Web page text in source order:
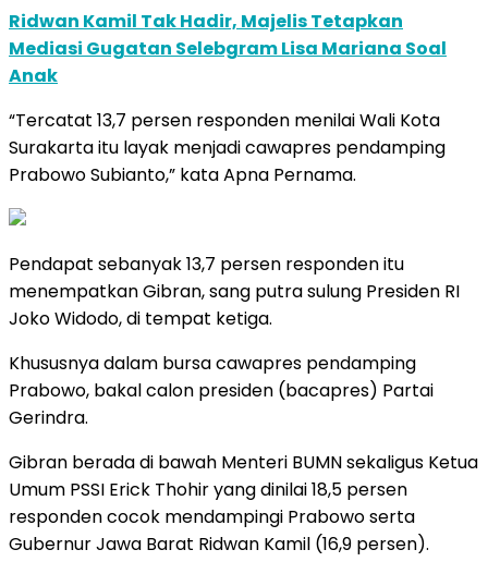
Ridwan Kamil Tak Hadir, Majelis Tetapkan
Mediasi Gugatan Selebgram Lisa Mariana Soal
Anak
“Tercatat 13,7 persen responden menilai Wali Kota
Surakarta itu layak menjadi cawapres pendamping
Prabowo Subianto,” kata Apna Pernama.
Pendapat sebanyak 13,7 persen responden itu
menempatkan Gibran, sang putra sulung Presiden RI
Joko Widodo, di tempat ketiga.
Khususnya dalam bursa cawapres pendamping
Prabowo, bakal calon presiden (bacapres) Partai
Gerindra.
Gibran berada di bawah Menteri BUMN sekaligus Ketua
Umum PSSI Erick Thohir yang dinilai 18,5 persen
responden cocok mendampingi Prabowo serta
Gubernur Jawa Barat Ridwan Kamil (16,9 persen).